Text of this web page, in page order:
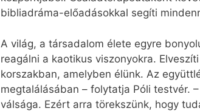
bibliadráma-előadásokkal segíti
A világ, a társadalom élete egyre
reagálni a kaotikus viszonyokra.
korszakban, amelyben élünk. Az
megtalálásában – folytatja Póli testvér.
válsága. Ezért arra törekszünk, hogy